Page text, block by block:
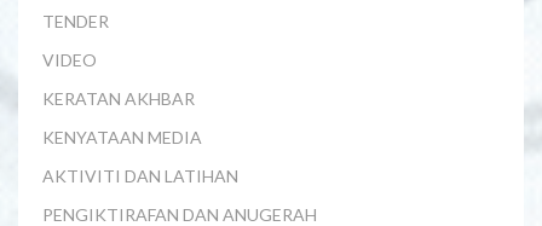
TENDER
VIDEO
KERATAN AKHBAR
KENYATAAN MEDIA
AKTIVITI DAN LATIHAN
PENGIKTIRAFAN DAN ANUGERAH